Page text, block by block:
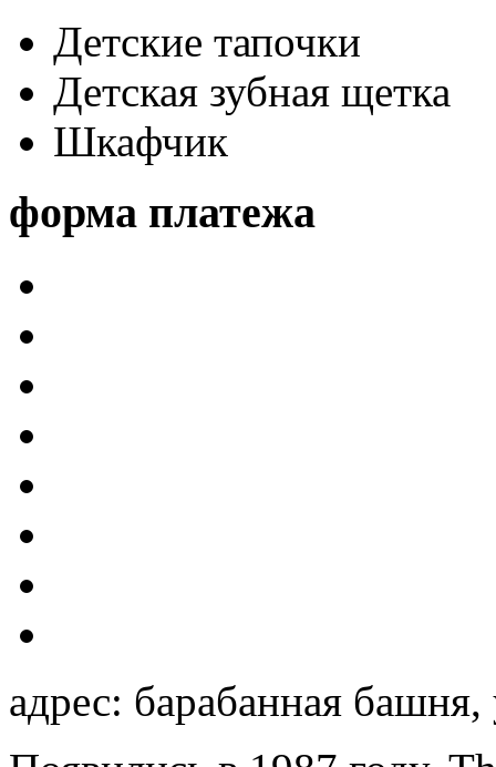
Детские тапочки
Детская зубная щетка
Шкафчик
форма платежа
адрес: барабанная башня,